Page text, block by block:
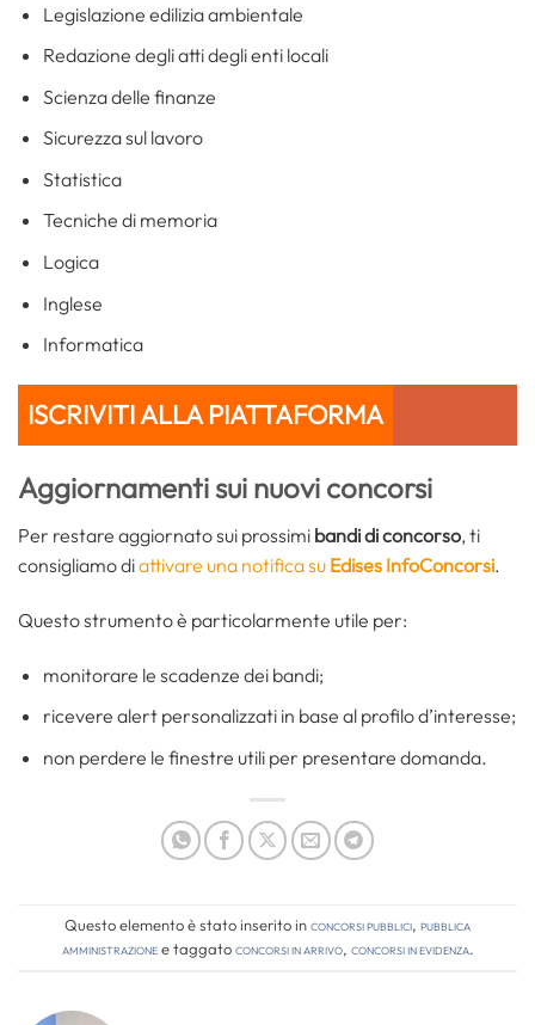
Legislazione edilizia ambientale
Redazione degli atti degli enti locali
Scienza delle finanze
Sicurezza sul lavoro
Statistica
Tecniche di memoria
Logica
Inglese
Informatica
ISCRIVITI ALLA PIATTAFORMA
Aggiornamenti sui nuovi concorsi
Per restare aggiornato sui prossimi bandi di concorso, ti
consigliamo diattivare una notifica su Edises InfoConcorsi.
Questo strumento è particolarmente utile per:
monitorare le scadenze dei bandi;
ricevere alert personalizzati in base al profilo d’interesse;
non perdere le finestre utili per presentare domanda.
Questo elemento è stato inserito inConcorsi pubblici, Pubblica
amministrazionee taggatoconcorsi in arrivo, concorsi in evidenza.